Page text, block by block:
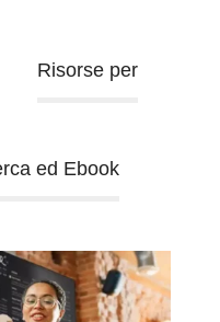
Risorse per
ed Ebook